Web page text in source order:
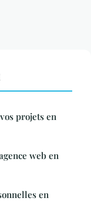
projets en
web en
en